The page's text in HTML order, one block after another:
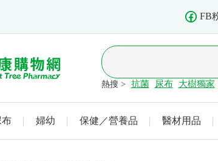
FB
熱搜 > 抗菌 尿布 大樹獨家
布 婦幼 保健／營養品 醫材用品